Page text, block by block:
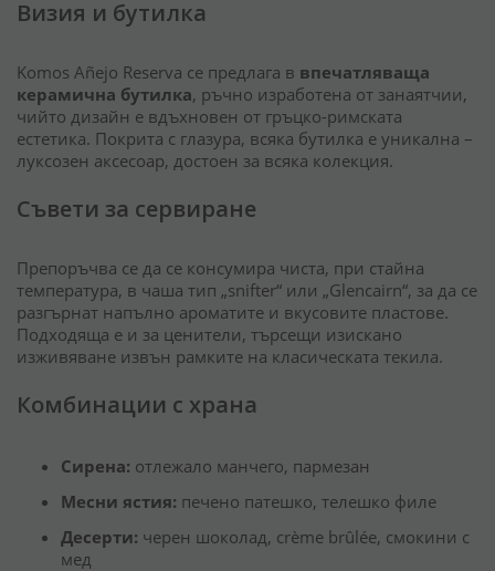
Визия и бутилка
Komos Añejo Reserva се предлага в впечатляваща
керамична бутилка, ръчно изработена от занаятчии,
чийто дизайн е вдъхновен от гръцко-римската
естетика. Покрита с глазура, всяка бутилка е уникална –
луксозен аксесоар, достоен за всяка колекция.
Съвети за сервиране
Препоръчва се да се консумира чиста, при стайна
температура, в чаша тип „snifter“ или „Glencairn“, за да се
разгърнат напълно ароматите и вкусовите пластове.
Подходяща е и за ценители, търсещи изискано
изживяване извън рамките на класическата текила.
Комбинации с храна
Сирена: отлежало манчего, пармезан
Месни ястия: печено патешко, телешко филе
Десерти: черен шоколад, crème brûlée, смокини с
мед